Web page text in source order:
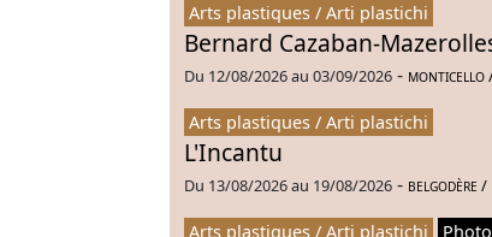
Arts plastiques / Arti plastichi
Bernard Cazaban-
Du 12/08/2026 au 03/09/2026 - MONTICELLO
Arts plastiques / Arti plastichi
L'Incantu
Du 13/08/2026 au 19/08/2026 - BELGODÈRE /
Arts plastiques / Arti plastichi